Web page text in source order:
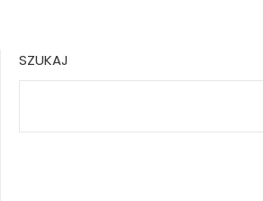
SZUKAJ